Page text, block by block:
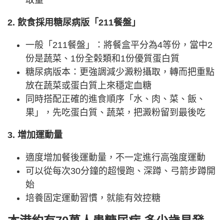
2. 飲食採用糖尿病版「211餐盤」
一般「211餐盤」：將餐盒平分為4等份，當中2
份是蔬菜、1份全榖類和1份優質蛋白質
糖尿病版本：更強調減少澱粉攝取，轉而把重點
放在蔬菜或蛋白質上來穩定血糖
同時搭配正確的進食順序「水、肉、菜、飯、
果」，先吃蛋白質、蔬菜，把澱粉留到最後吃
3. 增加運動量
適度增加餐後運動量，不一定進行高強度運動
可以從每次30分鐘的超慢跑、深蹲、弓箭步蹲開
始
培養固定運動習慣，就能有效控糖